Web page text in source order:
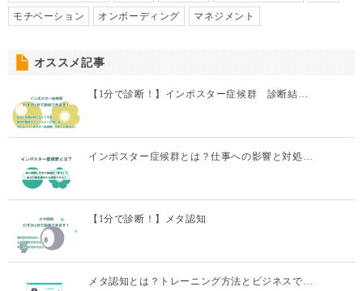
モチベーション オンボーディング マネジメント
オススメ記事
【1分で診断！】インポスター症候群 診断結…
インポスター症候群とは？仕事への影響と対処…
【1分で診断！】メタ認知
メタ認知とは？トレーニング方法とビジネスで…